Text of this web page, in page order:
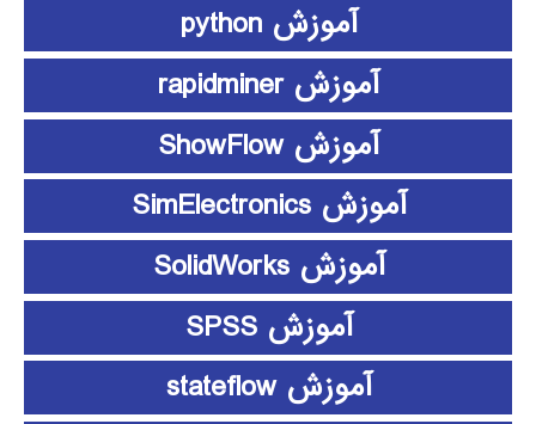
آموزش python
آموزش rapidminer
آموزش ShowFlow
آموزش SimElectronics
آموزش SolidWorks
آموزش SPSS
آموزش stateflow